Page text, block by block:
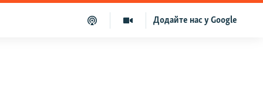
Додайте нас у Google